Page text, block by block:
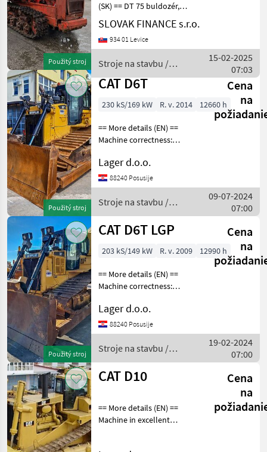
Použitý stroj
(SK) == DT 75 buldozér,
motor - 4V diesel, železné
pásy, ovládanie -
rajčáky/páky, bez sedačky,
hydrauliku, vývod na kardá
SLOVAK FINANCE s.r.o.
934 01 Levice
Stroje na stavbu /
Sonstige
15-02-2025
07:03
Použitý stroj
CAT D6T
Cena
na
230 kS/169 kW R. v. 2014 12660 h
== More details (EN) ==
Machine correctness:
915 mm straight knife knife
width 3900mm knife height
1100mm installation for
ripper
Lager d.o.o.
88240 Posusije
Stroje na stavbu /
CAT
09-07-2024
07:00
Použitý stroj
CAT D6T LGP
Cena
na
203 kS/149 kW R. v. 2009 12990 h
== More details (EN) ==
Machine correctness:
915 mm straight blade
blade width 3840mm blade
height 1100 installation for
ripper working
Lager d.o.o.
88240 Posusije
Stroje na stavbu /
CAT
19-02-2024
07:00
CAT D10
Cena
na
== More details (EN) ==
Machine in excellent